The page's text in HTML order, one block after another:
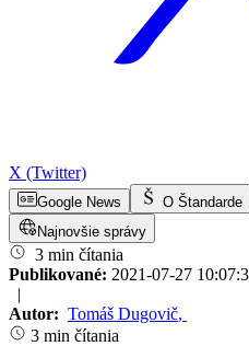
X (Twitter)
Google News O Štandarde
Najnovšie správy
3 min čítania
Publikované: 2021-07-27
|
Autor: Tomáš Dugovič,
3 min čítania